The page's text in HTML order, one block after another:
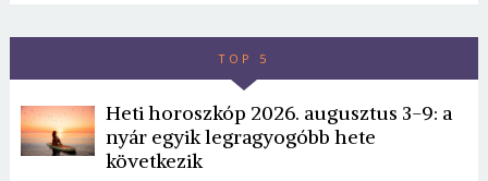
TOP 5
Heti horoszkóp 2026. augusztus 3-9: a
nyár egyik legragyogóbb hete
következik